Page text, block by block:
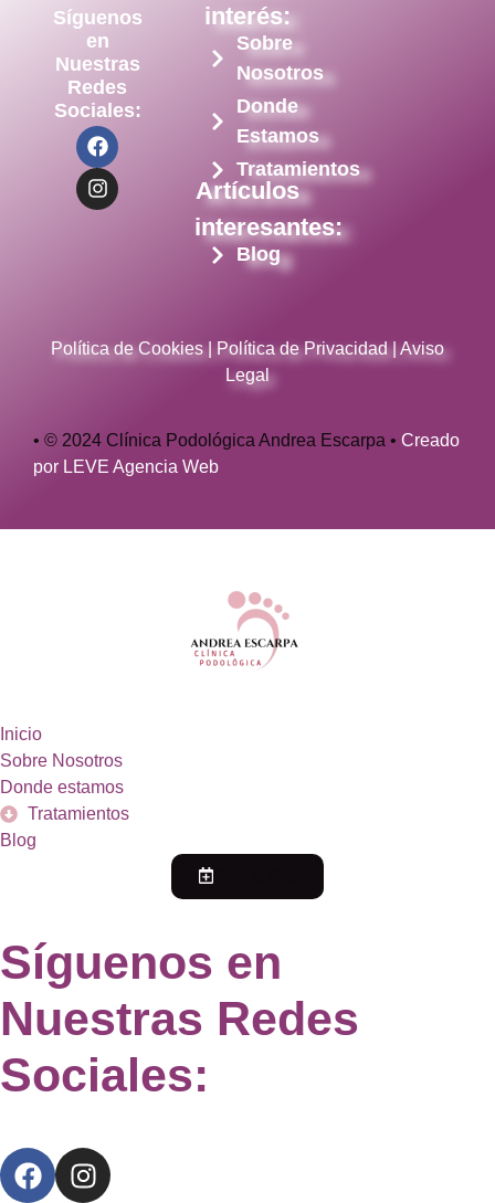
Síguenos
en
Nuestras
Redes
Sociales:
interés:
Sobre
Nosotros
Donde
Estamos
Tratamientos
Artículos
interesantes:
Blog
Política de Cookies| Política de Privacidad|Aviso
Legal
• © 2024 Clínica Podológica Andrea Escarpa • Creado
por LEVE Agencia Web
Inicio
Sobre Nosotros
Donde estamos
Tratamientos
Blog
Síguenos en
Nuestras Redes
Sociales: